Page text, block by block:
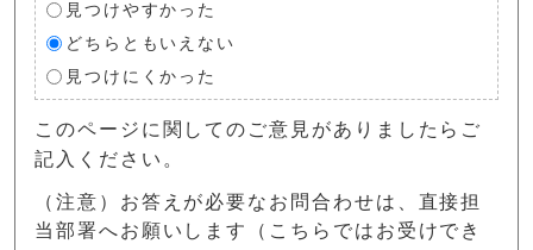
見つけやすかった
どちらともいえない
見つけにくかった
このページに関してのご意見がありましたらご
記入ください。
（注意）お答えが必要なお問合わせは、直接担
当部署へお願いします（こちらではお受けでき